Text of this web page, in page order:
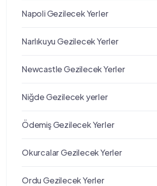
Napoli Gezilecek Yerler
Narlıkuyu Gezilecek Yerler
Newcastle Gezilecek Yerler
Niğde Gezilecek yerler
Ödemiş Gezilecek Yerler
Okurcalar Gezilecek Yerler
Ordu Gezilecek Yerler